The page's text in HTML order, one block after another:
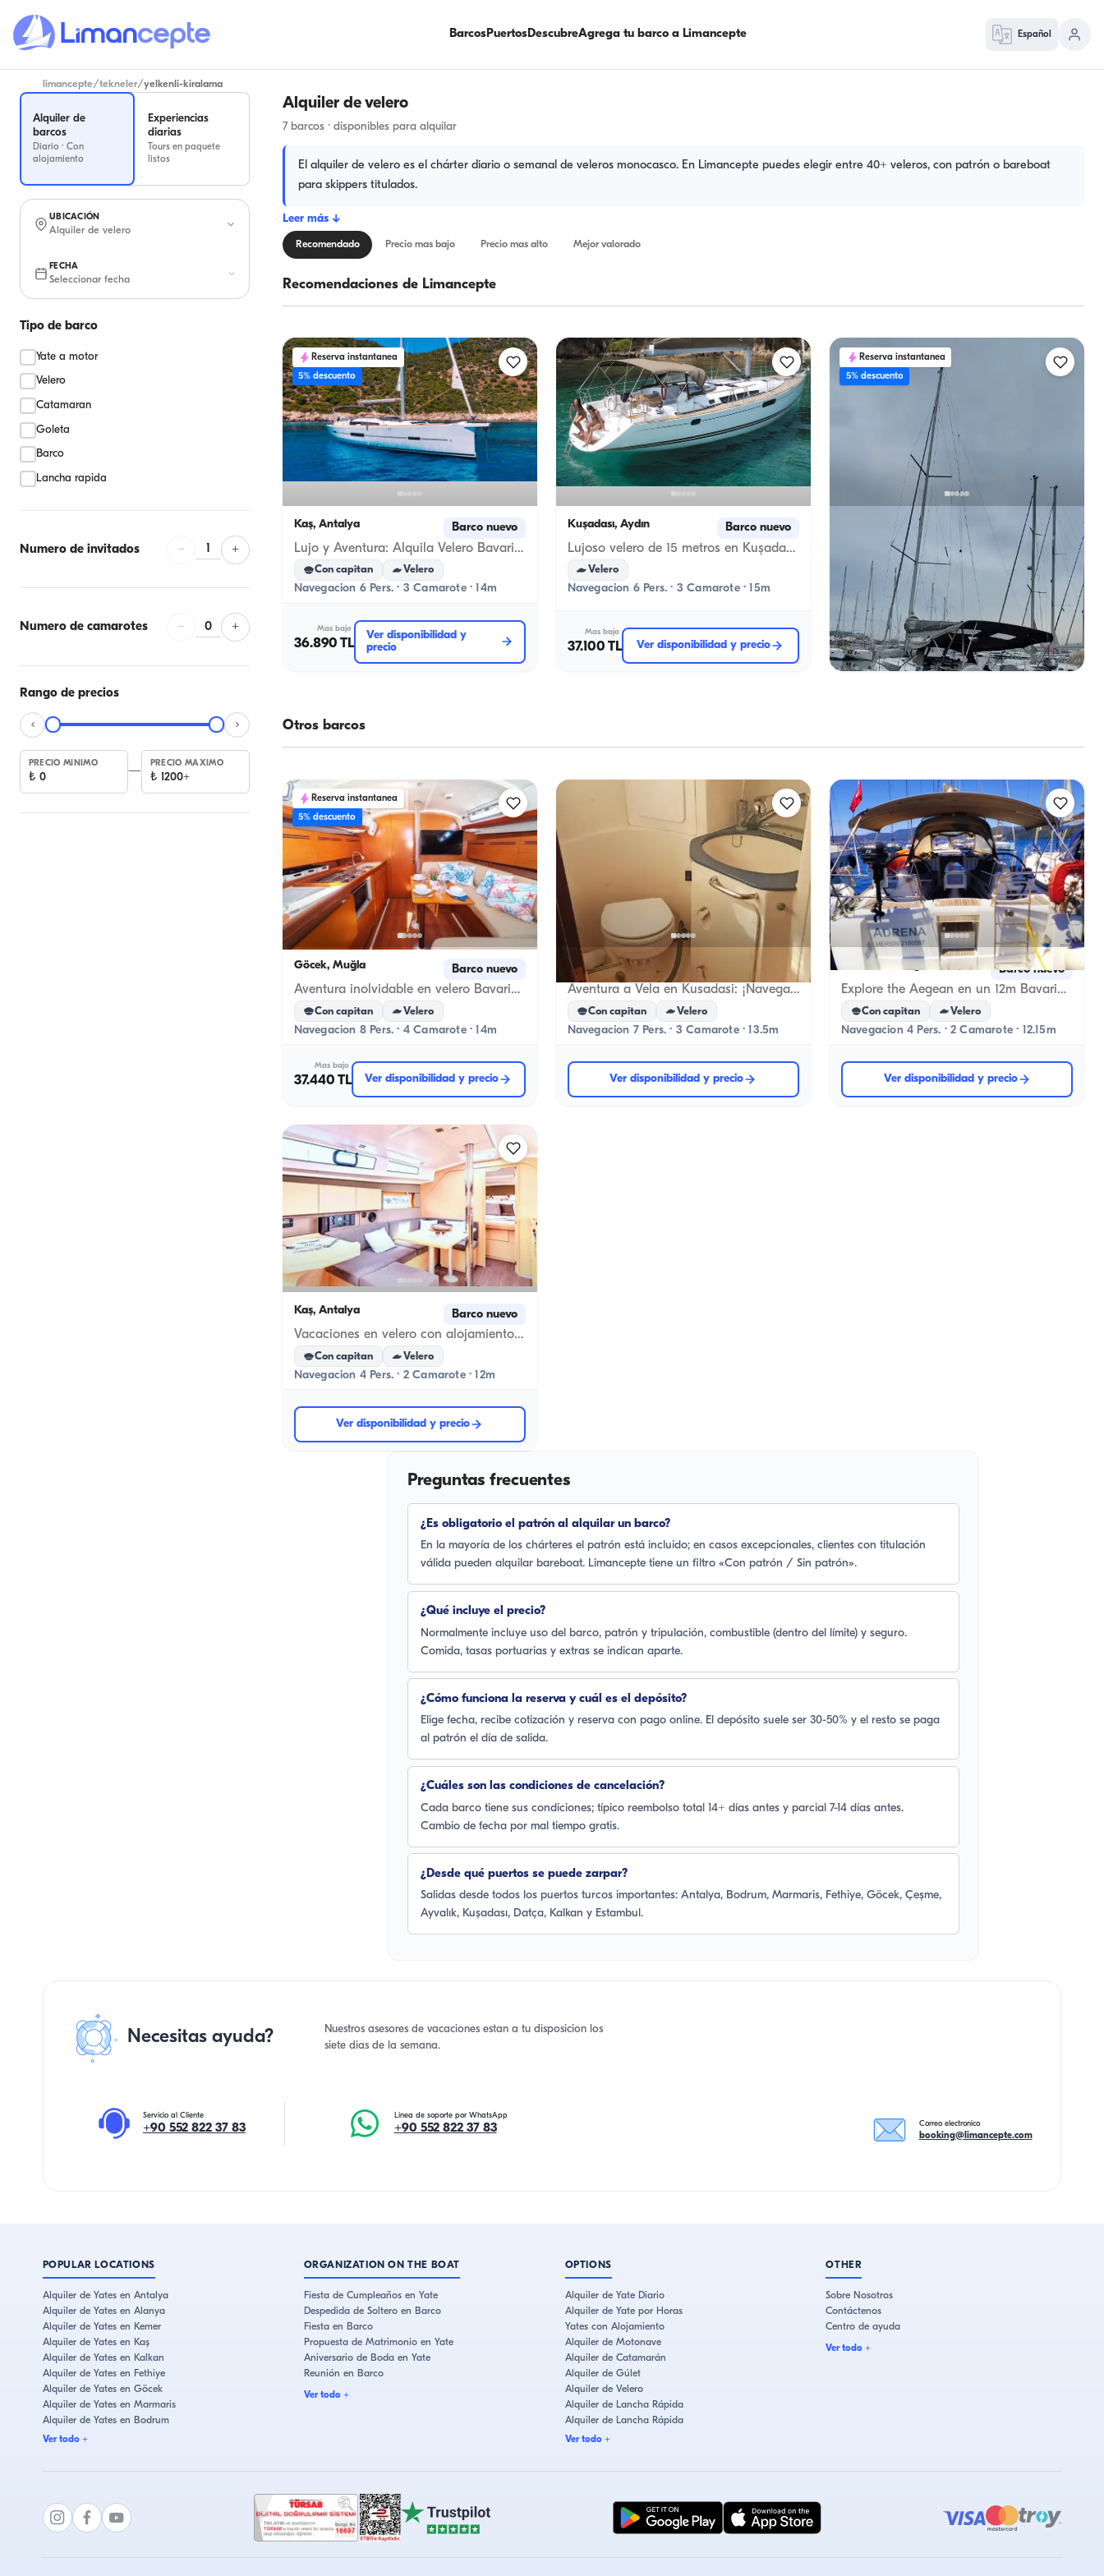
BarcosPuertosDescubreAgrega tu barco a Limancepte Español
limancepte/tekneler/yelkenli-kiralama
Alquiler de
barcos
Diario · Con
alojamiento
Experiencias
diarias
Tours en paquete
listos
UBICACIÓN
Alquiler de velero
FECHA
Seleccionar fecha
Tipo de barco
Yate a motor
Velero
Catamaran
Goleta
Barco
Lancha rapida
Numero de invitados − 1 +
Numero de camarotes − 0 +
Rango de precios
PRECIO MINIMO
₺ 0
—
PRECIO MAXIMO
₺ 1200+
Alquiler de velero
7 barcos · disponibles para alquilar
El alquiler de velero es el chárter diario o semanal de veleros monocasco. En Limancepte puedes elegir entre 40+ veleros, con patrón o bareboat
para skippers titulados.
Leer más ↓
Recomendado Precio mas bajo Precio mas alto Mejor valorado
Recomendaciones de Limancepte
Reserva instantanea
5% descuento
Kaş, Antalya Barco nuevo
Lujo y Aventura: Alquila Velero Bavaria 14m en Kaş
Con capitan Velero
Navegacion 6 Pers. · 3 Camarote · 14m
Mas bajo
36.890 TL
Ver disponibilidad y
precio
Kuşadası, Aydın Barco nuevo
Lujoso velero de 15 metros en Kuşadası: 3 camarotes, 6 invitados para su crucero azul y recuerdos especiales
Velero
Navegacion 6 Pers. · 3 Camarote · 15m
Mas bajo
37.100 TL Ver disponibilidad y precio
Reserva instantanea
5% descuento
Fethiye, Muğla Barco nuevo
Con capitan Velero
Navegacion 8 Pers. · 2 Camarote · 12m
Mas bajo
26.000 TL
Ver disponibilidad y
precio
Otros barcos
Reserva instantanea
5% descuento
Göcek, Muğla Barco nuevo
Aventura inolvidable en velero Bavaria 14m en Göcek
Con capitan Velero
Navegacion 8 Pers. · 4 Camarote · 14m
Mas bajo
37.440 TL Ver disponibilidad y precio
Kuşadası, Aydın Barco nuevo
Aventura a Vela en Kusadasi: ¡Navega en Beneteau!
Con capitan Velero
Navegacion 7 Pers. · 3 Camarote · 13.5m
Ver disponibilidad y precio
Marmaris, Muğla Barco nuevo
Explore the Aegean en un 12m Bavaria Velero
Con capitan Velero
Navegacion 4 Pers. · 2 Camarote · 12.15m
Ver disponibilidad y precio
Kaş, Antalya Barco nuevo
Vacaciones en velero con alojamiento en Kaş. ¡Siente la libertad!
Con capitan Velero
Navegacion 4 Pers. · 2 Camarote · 12m
Ver disponibilidad y precio
Preguntas frecuentes
¿Es obligatorio el patrón al alquilar un barco?
En la mayoría de los chárteres el patrón está incluido; en casos excepcionales, clientes con titulación
válida pueden alquilar bareboat. Limancepte tiene un filtro «Con patrón / Sin patrón».
¿Qué incluye el precio?
Normalmente incluye uso del barco, patrón y tripulación, combustible (dentro del límite) y seguro.
Comida, tasas portuarias y extras se indican aparte.
¿Cómo funciona la reserva y cuál es el depósito?
Elige fecha, recibe cotización y reserva con pago online. El depósito suele ser 30-50% y el resto se paga
al patrón el día de salida.
¿Cuáles son las condiciones de cancelación?
Cada barco tiene sus condiciones; típico reembolso total 14+ días antes y parcial 7-14 días antes.
Cambio de fecha por mal tiempo gratis.
¿Desde qué puertos se puede zarpar?
Salidas desde todos los puertos turcos importantes: Antalya, Bodrum, Marmaris, Fethiye, Göcek, Çeşme,
Ayvalık, Kuşadası, Datça, Kalkan y Estambul.
Necesitas ayuda?
Nuestros asesores de vacaciones estan a tu disposicion los
siete dias de la semana.
Servicio al Cliente
+90 552 822 37 83
Linea de soporte por WhatsApp
+90 552 822 37 83 Correo electronico
booking@limancepte.com
POPULAR LOCATIONS
Alquiler de Yates en Antalya
Alquiler de Yates en Alanya
Alquiler de Yates en Kemer
Alquiler de Yates en Kaş
Alquiler de Yates en Kalkan
Alquiler de Yates en Fethiye
Alquiler de Yates en Göcek
Alquiler de Yates en Marmaris
Alquiler de Yates en Bodrum
Alquiler de Yates en Çeşme
Ver todo+
ORGANIZATION ON THE BOAT
Fiesta de Cumpleaños en Yate
Despedida de Soltero en Barco
Fiesta en Barco
Propuesta de Matrimonio en Yate
Aniversario de Boda en Yate
Reunión en Barco
Ver todo+
OPTIONS
Alquiler de Yate Diario
Alquiler de Yate por Horas
Yates con Alojamiento
Alquiler de Motonave
Alquiler de Catamarán
Alquiler de Gúlet
Alquiler de Velero
Alquiler de Lancha Rápida
Alquiler de Lancha Rápida
Ver todo+
OTHER
Sobre Nosotros
Contáctenos
Centro de ayuda
Ver todo +